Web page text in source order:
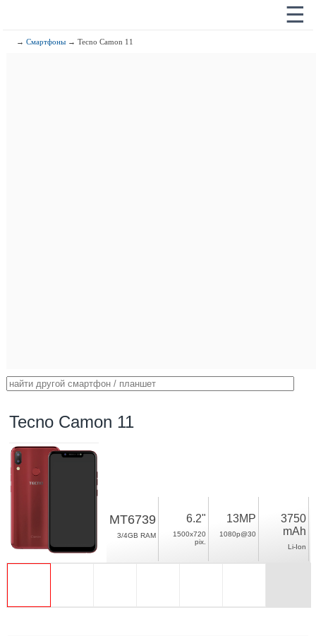
☰
→Смартфоны → Tecno Camon 11
Tecno Camon 11
MT6739
3/4GB RAM
6.2"
1500x720
pix.
13MP
1080p@30
3750
mAh
Li-Ion